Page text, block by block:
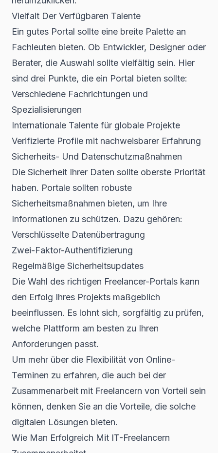
Vielfalt Der Verfügbaren Talente
Ein gutes Portal sollte eine breite Palette an
Fachleuten bieten. Ob Entwickler, Designer oder
Berater, die Auswahl sollte vielfältig sein. Hier
sind drei Punkte, die ein Portal bieten sollte:
Verschiedene Fachrichtungen und
Spezialisierungen
Internationale Talente für globale Projekte
Verifizierte Profile mit nachweisbarer Erfahrung
Sicherheits- Und Datenschutzmaßnahmen
Die Sicherheit Ihrer Daten sollte oberste Priorität
haben. Portale sollten robuste
Sicherheitsmaßnahmen bieten, um Ihre
Informationen zu schützen. Dazu gehören:
Verschlüsselte Datenübertragung
Zwei-Faktor-Authentifizierung
Regelmäßige Sicherheitsupdates
Die Wahl des richtigen Freelancer-Portals kann
den Erfolg Ihres Projekts maßgeblich
beeinflussen. Es lohnt sich, sorgfältig zu prüfen,
welche Plattform am besten zu Ihren
Anforderungen passt.
Um mehr über die Flexibilität von Online-
Terminen zu erfahren, die auch bei der
Zusammenarbeit mit Freelancern von Vorteil sein
können, denken Sie an die Vorteile, die solche
digitalen Lösungen bieten.
Wie Man Erfolgreich Mit IT-Freelancern